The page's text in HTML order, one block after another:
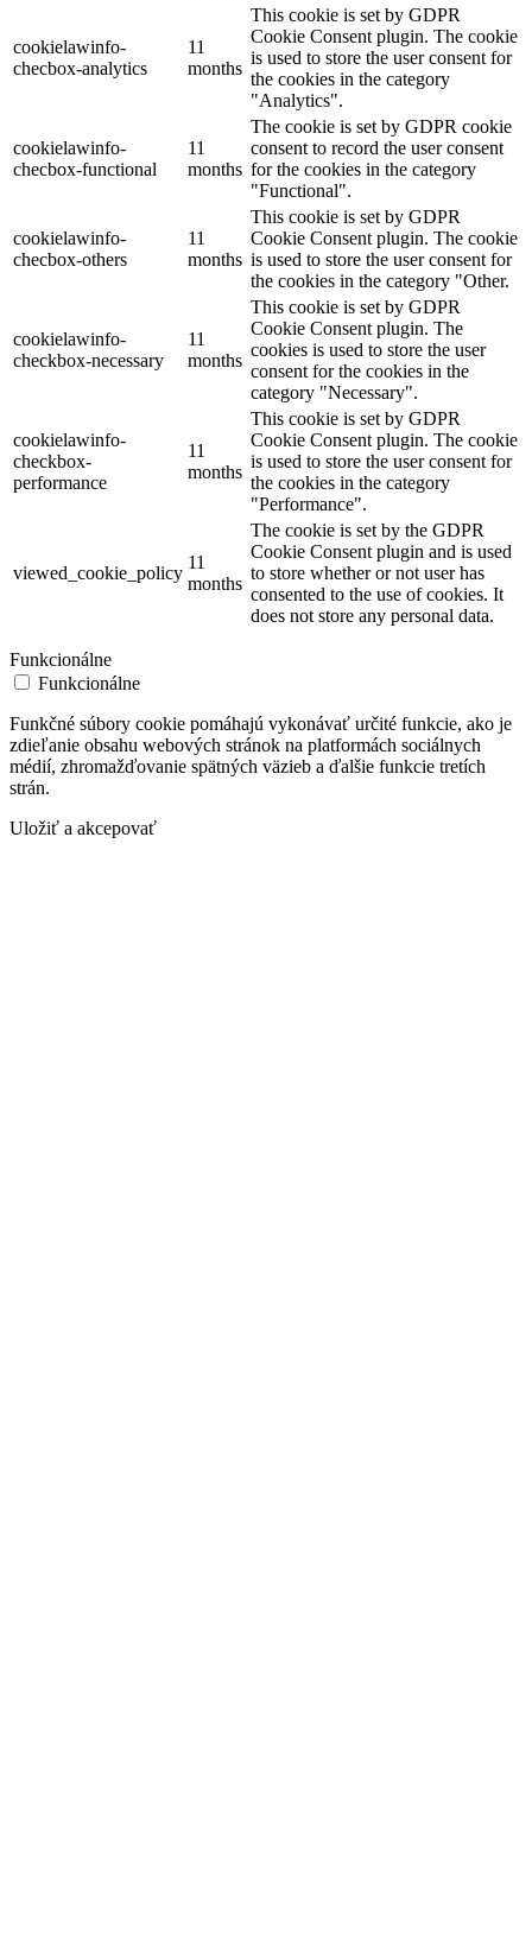
cookielawinfo-
checbox-analytics
11
months
This cookie is set by GDPR
Cookie Consent plugin. The cookie
is used to store the user consent for
the cookies in the category
"Analytics".
cookielawinfo-
checbox-functional
11
months
The cookie is set by GDPR cookie
consent to record the user consent
for the cookies in the category
"Functional".
cookielawinfo-
checbox-others
11
months
This cookie is set by GDPR
Cookie Consent plugin. The cookie
is used to store the user consent for
the cookies in the category "Other.
cookielawinfo-
checkbox-necessary
11
months
This cookie is set by GDPR
Cookie Consent plugin. The
cookies is used to store the user
consent for the cookies in the
category "Necessary".
cookielawinfo-
checkbox-
performance
11
months
This cookie is set by GDPR
Cookie Consent plugin. The cookie
is used to store the user consent for
the cookies in the category
"Performance".
viewed_cookie_policy
11
months
The cookie is set by the GDPR
Cookie Consent plugin and is used
to store whether or not user has
consented to the use of cookies. It
does not store any personal data.
Funkcionálne
Funkcionálne
Funkčné súbory cookie pomáhajú vykonávať určité funkcie, ako je
zdieľanie obsahu webových stránok na platformách sociálnych
médií, zhromažďovanie spätných väzieb a ďalšie funkcie tretích
strán.
Uložiť a akcepovať